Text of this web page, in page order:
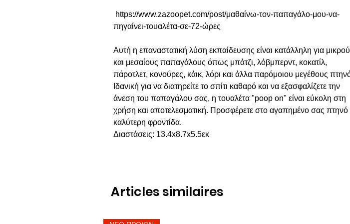
https://www.zazoopet.com/post/μαθαίνω-τον-παπαγάλο-μου-να-
πηγαίνει-τουαλέτα-σε-72-ώρες
Αυτή η επαναστατική λύση εκπαίδευσης είναι κατάλληλη για
και μεσαίους παπαγάλους όπως μπάτζι, λόβμπερντ, κοκατίλ,
πάροτλετ, κονούρες, κάικ, λόρι και άλλα παρόμοιου μεγέθους
Ιδανική για να διατηρείτε το σπίτι καθαρό και να εξασφαλίζετε την
άνεση του παπαγάλου σας, η τουαλέτα "poop on" είναι εύκολη στη
χρήση και αποτελεσματική. Προσφέρετε στο αγαπημένο σας πτηνό
καλύτερη φροντίδα.
Διαστάσεις: 13.4x8.7x5.5εκ
Articles similaires